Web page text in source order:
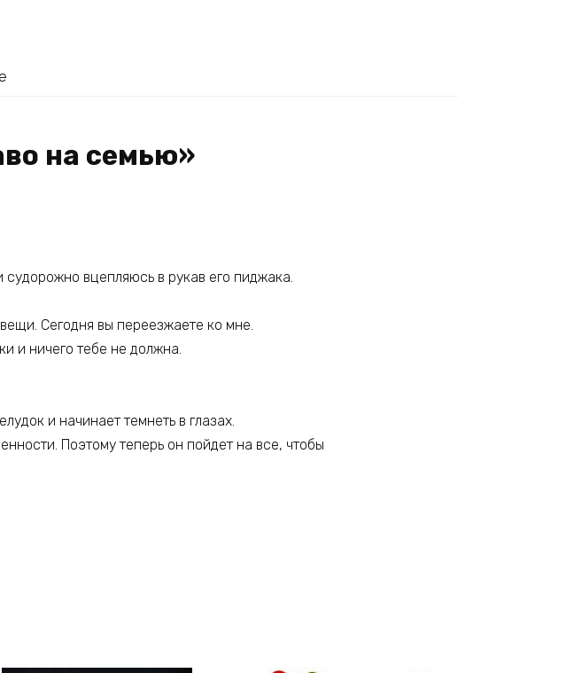
на семью»
вцепляюсь в рукав его пиджака.
Сегодня вы переезжаете ко мне.
и ничего тебе не должна.
и начинает темнеть в глазах.
Поэтому теперь он пойдет на все, чтобы